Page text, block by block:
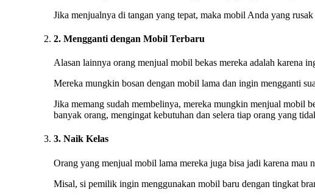
Jika menjualnya di tangan yang tepat, maka mobil Anda yang
2. Mengganti dengan Mobil Terbaru
Alasan lainnya orang menjual mobil bekas mereka adalah karena
Mereka mungkin bosan dengan mobil lama dan ingin mengganti
Jika memang sudah membelinya, mereka mungkin menjual mobil
banyak orang, mengingat kebutuhan dan selera tiap orang yang
3. Naik Kelas
Orang yang menjual mobil lama mereka juga bisa jadi karena
Misal, si pemilik ingin menggunakan mobil baru dengan tingkat